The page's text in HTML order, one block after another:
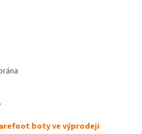
boty ve výprodeji